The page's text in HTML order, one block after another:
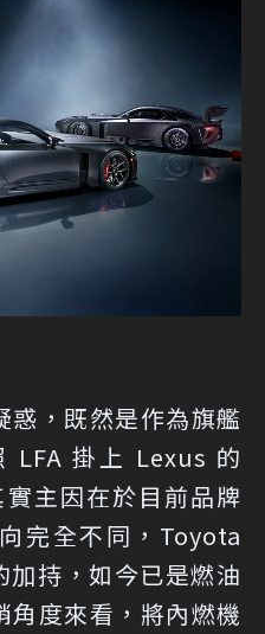
惑，既然是作為旗艦
LFA 掛上 Lexus 的
主因在於目前品牌
完全不同，Toyota
持，如今已是燃油
角度來看，將內燃機